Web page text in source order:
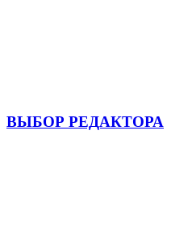
ВЫБОР РЕДАКТОРА